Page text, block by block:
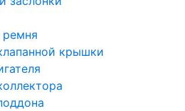
ремня
крышки